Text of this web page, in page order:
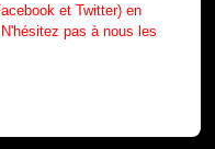
et Twitter) en
pas à nous les